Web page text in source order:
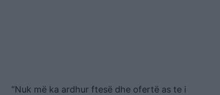
“Nuk më ka ardhur ftesë dhe ofertë as te i